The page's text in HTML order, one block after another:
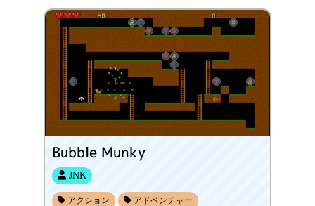
Bubble Munky
JNK
アクション アドベンチャー